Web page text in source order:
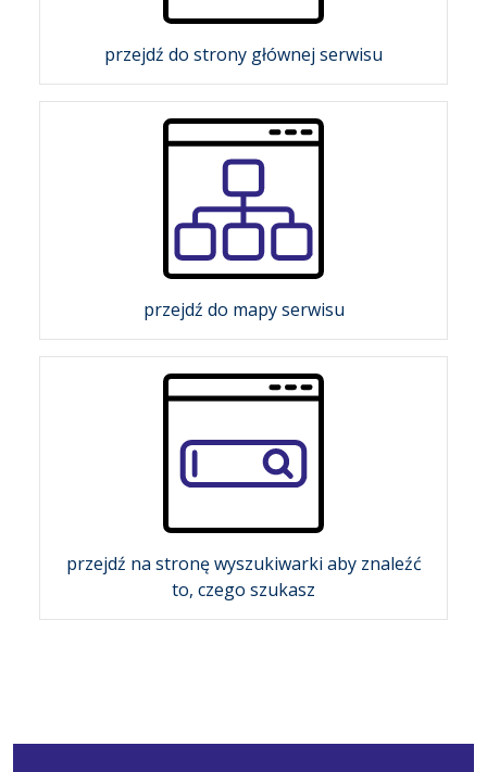
przejdź do strony głównej serwisu
przejdź do mapy serwisu
przejdź na stronę wyszukiwarki aby znaleźć
to, czego szukasz